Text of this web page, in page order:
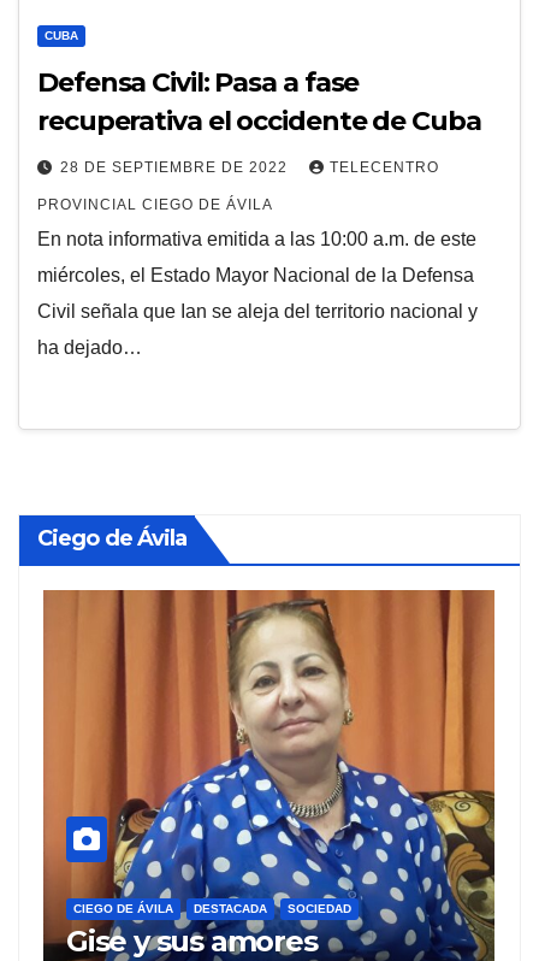
CUBA
Defensa Civil: Pasa a fase
recuperativa el occidente de Cuba
28 DE SEPTIEMBRE DE 2022 TELECENTRO
PROVINCIAL CIEGO DE ÁVILA
En nota informativa emitida a las 10:00 a.m. de este
miércoles, el Estado Mayor Nacional de la Defensa
Civil señala que Ian se aleja del territorio nacional y
ha dejado…
Ciego de Ávila
CIEGO DE ÁVILA DESTACADA SOCIEDAD
Gise y sus amores